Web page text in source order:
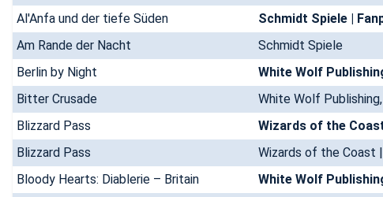
Al'Anfa und der tiefe Süden
Schmidt Spiele |
Am Rande der Nacht
Schmidt Spiele
Berlin by Night
White Wolf
Bitter Crusade
White Wolf
Blizzard Pass
Blizzard Pass
Bloody Hearts: Diablerie – Britain
White Wolf